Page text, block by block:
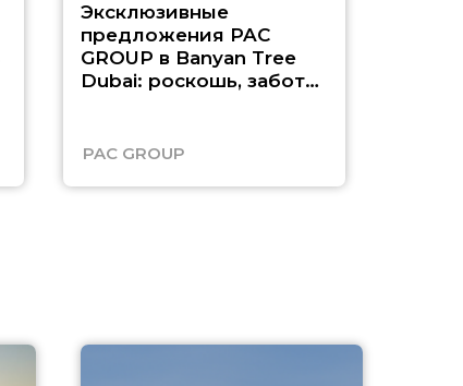
Эксклюзивные
предложения PAC
GROUP в Banyan Tree
Dubai: роскошь, забота
PAC GROUP